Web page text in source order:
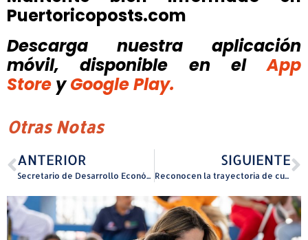
Puertoricoposts.com
Descarga nuestra aplicación
móvil, disponible
en el
App
Store y Google Play.
Otras Notas
ANTERIOR
Secretario de Desarrollo Económico visita empresa aeroespaciales para fortalecer el sector en Puerto Rico
SIGUIENTE
Reconocen la trayectoria de cuatro académicos de la UPR Recinto de Río Piedras durante Distinciones Académicas 2025